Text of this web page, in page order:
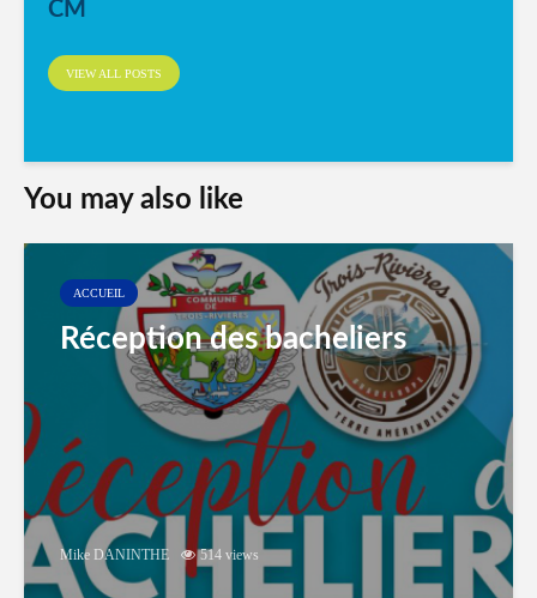
CM
VIEW ALL POSTS
You may also like
ACCUEIL
Réception des bacheliers
Mike DANINTHE 514 views